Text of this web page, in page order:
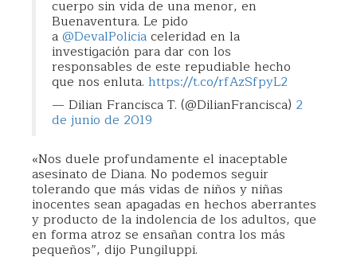
cuerpo sin vida de una menor, en
Buenaventura. Le pido
a@DevalPoliciaceleridad en la
investigación para dar con los
responsables de este repudiable hecho
que nos enluta. https://t.co/rfAzSfpyL2
— Dilian Francisca T. (@DilianFrancisca) 2
de junio de 2019
«Nos duele profundamente el inaceptable
asesinato de Diana. No podemos seguir
tolerando que más vidas de niños y niñas
inocentes sean apagadas en hechos aberrantes
y producto de la indolencia de los adultos, que
en forma atroz se ensañan contra los más
pequeños”, dijo Pungiluppi.